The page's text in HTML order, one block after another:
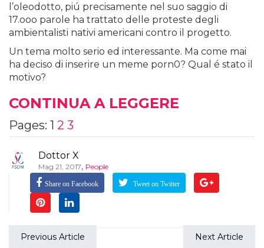
l’oleodotto, piú precisamente nel suo saggio di
17.ooo parole ha trattato delle proteste degli
ambientalisti nativi americani contro il progetto.
Un tema molto serio ed interessante. Ma come mai
ha deciso di inserire un meme porn0? Qual é stato il
motivo?
CONTINUA A LEGGERE
Pages: 1 2 3
Dottor X
Mag 21, 2017, People
Share on Facebook Tweet on Twitter
Previous Article Next Article